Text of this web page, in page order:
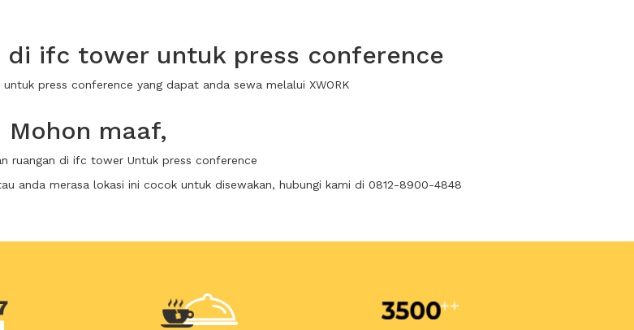
di ifc tower untuk press conference
press conference yang dapat anda sewa melalui XWORK
Mohon maaf,
ruangan di ifc tower Untuk press conference
anda merasa lokasi ini cocok untuk disewakan, hubungi kami di 0812-8900-4848